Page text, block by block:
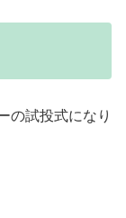
の試投式になり